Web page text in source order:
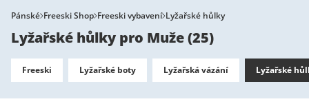
Pánské Freeski Shop Freeski vybavení Lyžařské hůlky
Lyžařské hůlky pro Muže(25)
Freeski Lyžařské boty Lyžařská vázání Lyžařské